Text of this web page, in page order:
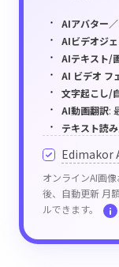
AIアバター
AIビデオジ
AIテキスト/
AI ビデオ フ
文字起こし/
AI動画翻訳:
テキスト読
Edimakor
オンラインAI画
後、自動更新 月
ルできます。